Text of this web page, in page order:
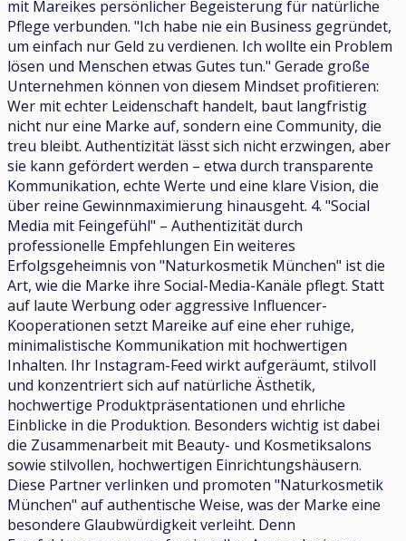
mit Mareikes persönlicher Begeisterung für natürliche
Pflege verbunden. "Ich habe nie ein Business gegründet,
um einfach nur Geld zu verdienen. Ich wollte ein Problem
lösen und Menschen etwas Gutes tun." Gerade große
Unternehmen können von diesem Mindset profitieren:
Wer mit echter Leidenschaft handelt, baut langfristig
nicht nur eine Marke auf, sondern eine Community, die
treu bleibt. Authentizität lässt sich nicht erzwingen, aber
sie kann gefördert werden – etwa durch transparente
Kommunikation, echte Werte und eine klare Vision, die
über reine Gewinnmaximierung hinausgeht. 4. "Social
Media mit Feingefühl" – Authentizität durch
professionelle Empfehlungen Ein weiteres
Erfolgsgeheimnis von "Naturkosmetik München" ist die
Art, wie die Marke ihre Social-Media-Kanäle pflegt. Statt
auf laute Werbung oder aggressive Influencer-
Kooperationen setzt Mareike auf eine eher ruhige,
minimalistische Kommunikation mit hochwertigen
Inhalten. Ihr Instagram-Feed wirkt aufgeräumt, stilvoll
und konzentriert sich auf natürliche Ästhetik,
hochwertige Produktpräsentationen und ehrliche
Einblicke in die Produktion. Besonders wichtig ist dabei
die Zusammenarbeit mit Beauty- und Kosmetiksalons
sowie stilvollen, hochwertigen Einrichtungshäusern.
Diese Partner verlinken und promoten "Naturkosmetik
München" auf authentische Weise, was der Marke eine
besondere Glaubwürdigkeit verleiht. Denn